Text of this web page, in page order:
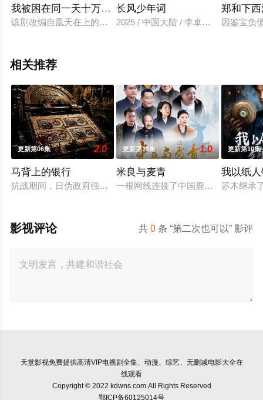
我被困在同一天十万年2025
该剧改编自凰天在上的同名小说《我被困在同一天十万年》。
长风少年词
2025 / 中国大陆 / 李卓钊,张康乐,于
郑和下
因鉴宝负
相关推荐
更新第06集 2.0
马背上的银行
抗战期间，日伪政府强行推广、使用由“中国准备银行”发行的
更新第13集 1.0
米良与麦青
一根网线连接了中国鹿鸣村和英国牛
更新第10集
我以纸
苏木继承
共0 条 “第二次也可以” 影评
影视评论
天堂影视免费提供高清VIP电视剧全集、动漫、综艺、无删减电影大全在
线观看
Copyright © 2022 kdwns.com All Rights Reserved
鄂ICP备60125014号